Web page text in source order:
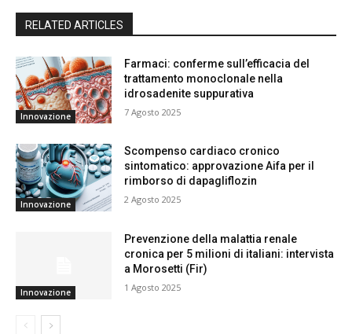
RELATED ARTICLES
Innovazione
Farmaci: conferme sull’efficacia del
trattamento monoclonale nella
idrosadenite suppurativa
7 Agosto 2025
Innovazione
Scompenso cardiaco cronico
sintomatico: approvazione Aifa per il
rimborso di dapagliflozin
2 Agosto 2025
Innovazione
Prevenzione della malattia renale
cronica per 5 milioni di italiani: intervista
a Morosetti (Fir)
1 Agosto 2025